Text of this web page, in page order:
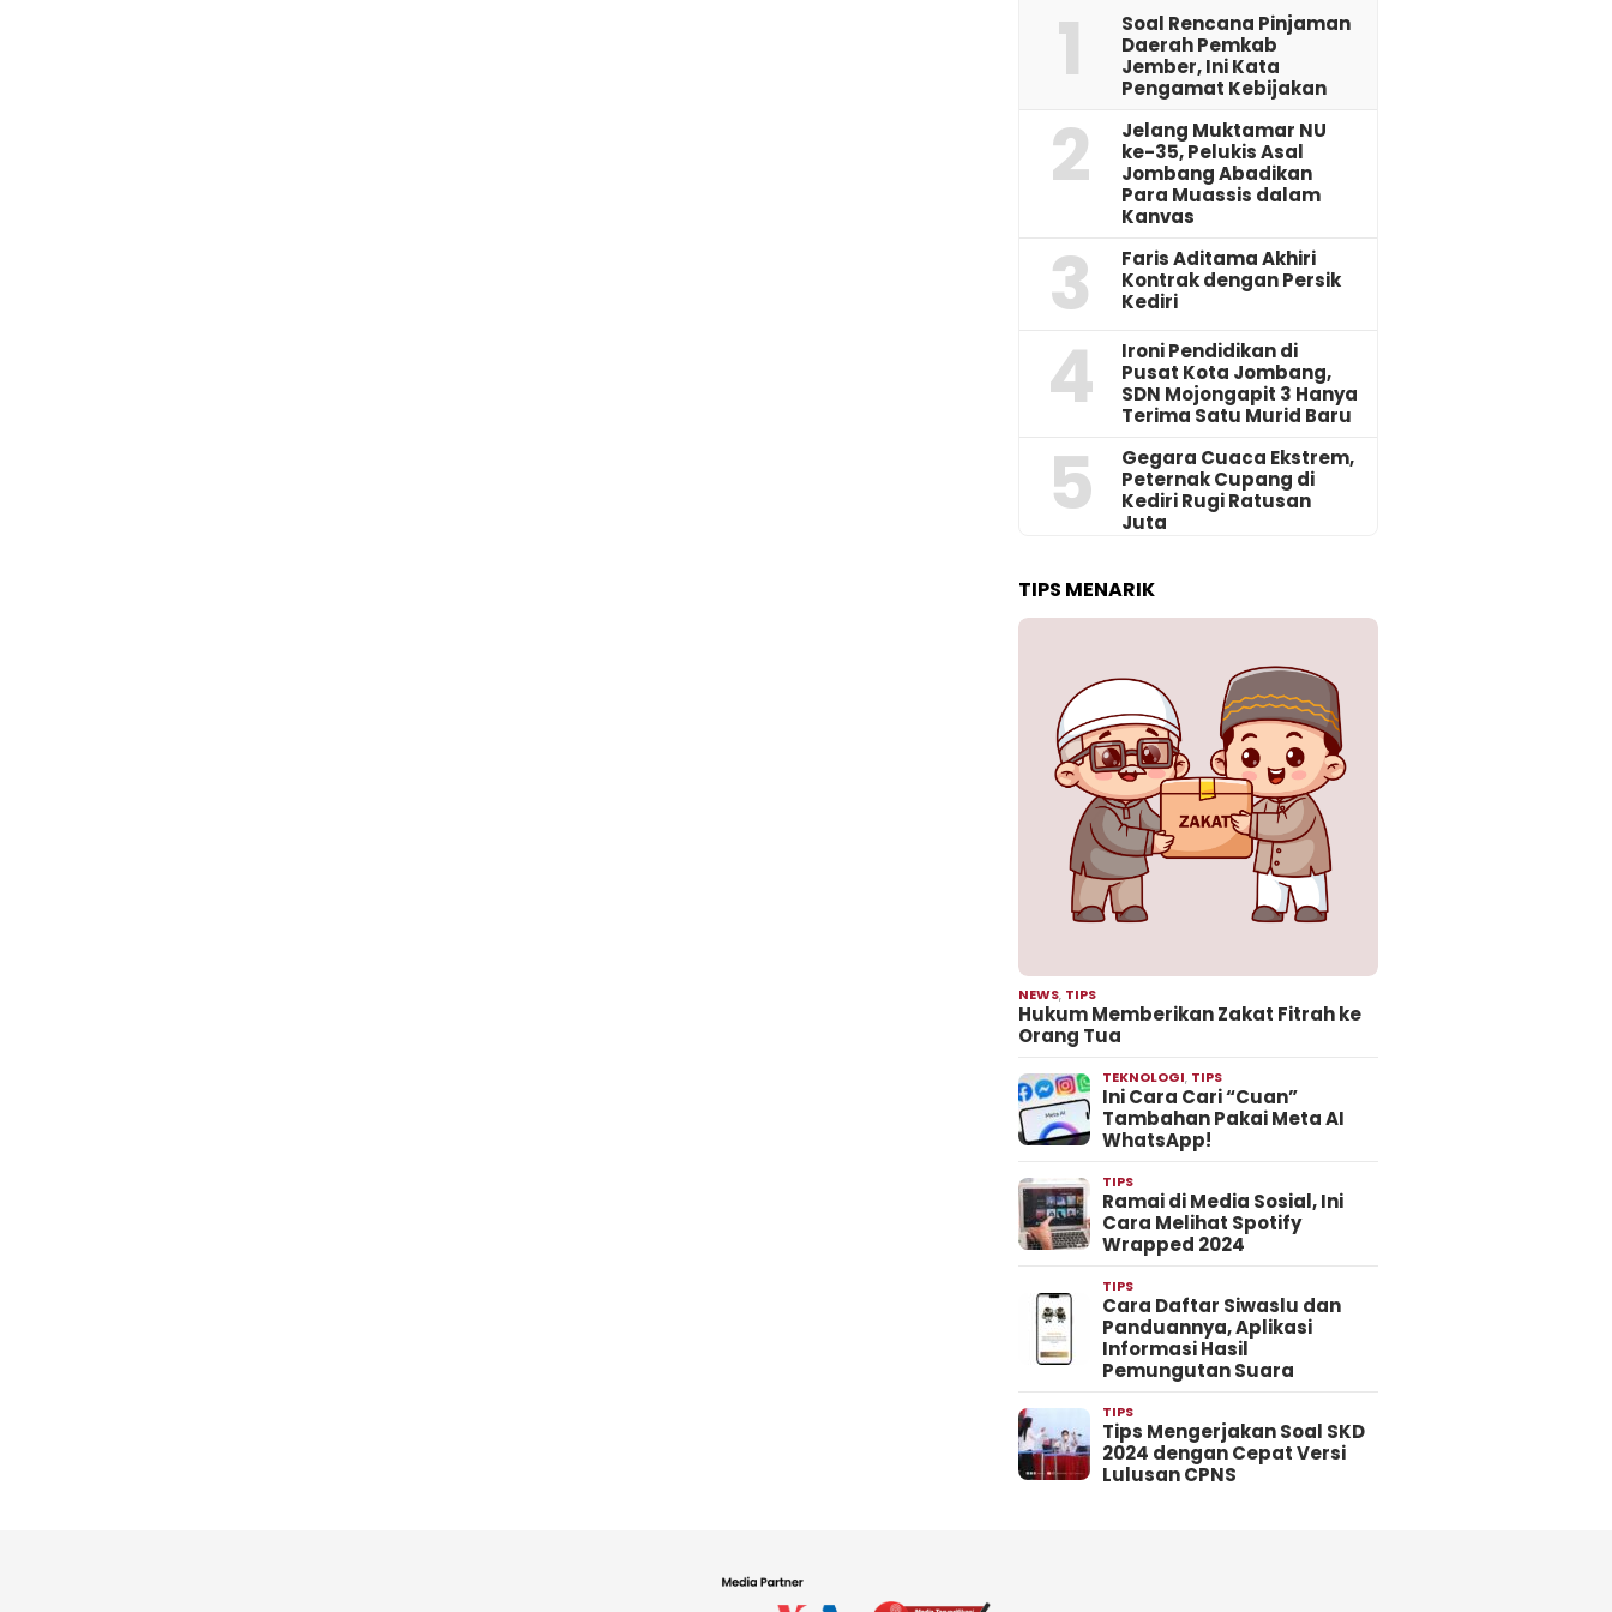
1
‎Soal Rencana Pinjaman
Daerah Pemkab
Jember, Ini Kata
Pengamat Kebijakan ‎
2
Jelang Muktamar NU
ke-35, Pelukis Asal
Jombang Abadikan
Para Muassis dalam
Kanvas
3
Faris Aditama Akhiri
Kontrak dengan Persik
Kediri
4
Ironi Pendidikan di
Pusat Kota Jombang,
SDN Mojongapit 3 Hanya
Terima Satu Murid Baru
5
‎Gegara Cuaca Ekstrem,
Peternak Cupang di
Kediri Rugi Ratusan
Juta
TIPS MENARIK
NEWS, TIPS
Hukum Memberikan Zakat Fitrah ke
Orang Tua
TEKNOLOGI, TIPS
Ini Cara Cari “Cuan”
Tambahan Pakai Meta AI
WhatsApp!
TIPS
Ramai di Media Sosial, Ini
Cara Melihat Spotify
Wrapped 2024
TIPS
Cara Daftar Siwaslu dan
Panduannya, Aplikasi
Informasi Hasil
Pemungutan Suara
TIPS
Tips Mengerjakan Soal SKD
2024 dengan Cepat Versi
Lulusan CPNS